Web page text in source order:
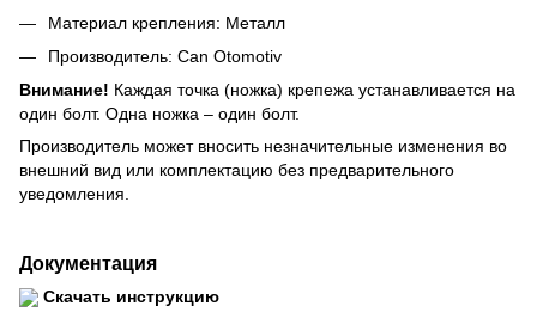
Материал крепления: Металл
Производитель: Can Otomotiv
Внимание! Каждая точка (ножка) крепежа устанавливается на
один болт. Одна ножка – один болт.
Производитель может вносить незначительные изменения во
внешний вид или комплектацию без предварительного
уведомления.
Документация
Скачать инструкцию